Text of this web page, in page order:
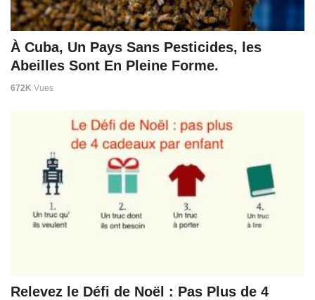
À Cuba, Un Pays Sans Pesticides, les
Abeilles Sont En Pleine Forme.
672K Vues
Relevez le Défi de Noël : Pas Plus de 4